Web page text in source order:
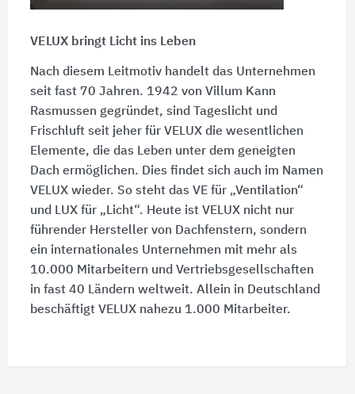
VELUX bringt Licht ins Leben
Nach diesem Leitmotiv handelt das Unternehmen
seit fast 70 Jahren. 1942 von Villum Kann
Rasmussen gegründet, sind Tageslicht und
Frischluft seit jeher für VELUX die wesentlichen
Elemente, die das Leben unter dem geneigten
Dach ermöglichen. Dies findet sich auch im Namen
VELUX wieder. So steht das VE für „Ventilation“
und LUX für „Licht“. Heute ist VELUX nicht nur
führender Hersteller von Dachfenstern, sondern
ein internationales Unternehmen mit mehr als
10.000 Mitarbeitern und Vertriebsgesellschaften
in fast 40 Ländern weltweit. Allein in Deutschland
beschäftigt VELUX nahezu 1.000 Mitarbeiter.